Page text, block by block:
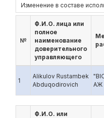
Изменение в составе
№
Ф.И.О. лица или
полное
наименование
доверительного
управляющего
1
Alikulov Rustambek
Abduqodirovich
АЖ
Ф.И.О. или